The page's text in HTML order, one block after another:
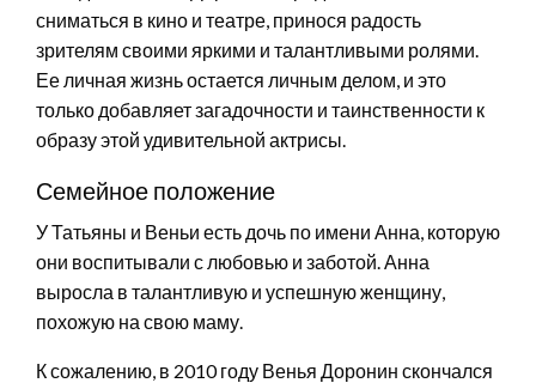
сниматься в кино и театре, принося радость
зрителям своими яркими и талантливыми ролями.
Ее личная жизнь остается личным делом, и это
только добавляет загадочности и таинственности к
образу этой удивительной актрисы.
Семейное положение
У Татьяны и Веньи есть дочь по имени Анна, которую
они воспитывали с любовью и заботой. Анна
выросла в талантливую и успешную женщину,
похожую на свою маму.
К сожалению, в 2010 году Венья Доронин скончался